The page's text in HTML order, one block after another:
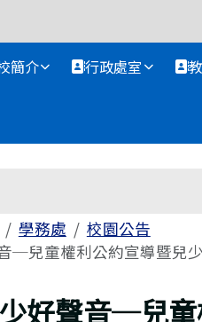
訊網
簡介 行政處室
學務處
校園公告
─兒童權利公約宣導暨兒
少好聲音─兒